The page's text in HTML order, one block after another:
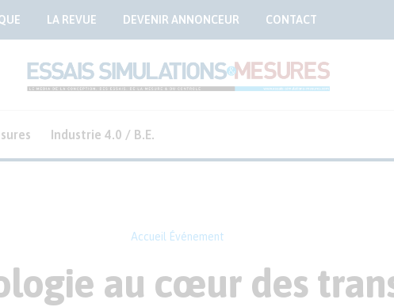
LA REVUE DEVENIR ANNONCEUR CONTACT
Industrie 4.0 / B.E.
Accueil Événement
au cœur des